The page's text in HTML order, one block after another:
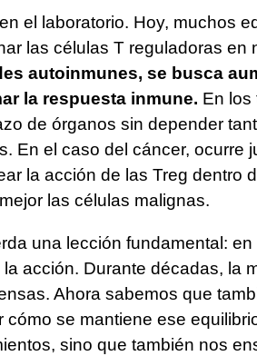
el laboratorio. Hoy, muchos
las células T reguladoras en
autoinmunes, se busca
la respuesta inmune. En los
de órganos sin depender
En el caso del cáncer, ocurre
la acción de las Treg dentro
las células malignas.
una lección fundamental: en
acción. Durante décadas, la
Ahora sabemos que
se mantiene ese
sino que también nos